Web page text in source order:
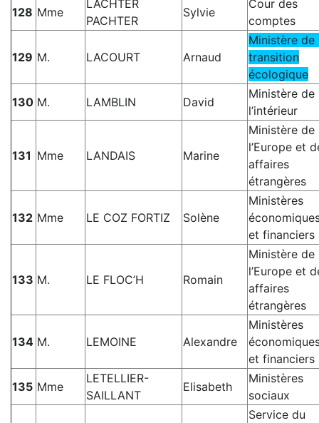
128 Mme
LACHTER
PACHTER
Sylvie
Cour des
comptes
129 M. LACOURT Arnaud
Ministère de
transition
écologique
130 M. LAMBLIN David
Ministère de
l’intérieur
131 Mme LANDAIS Marine
Ministère de
l’Europe et
affaires
étrangères
132 Mme LE COZ FORTIZ Solène
Ministères
et financiers
133 M. LE FLOC’H Romain
Ministère de
l’Europe et
affaires
étrangères
134 M. LEMOINE Alexandre
Ministères
et financiers
135 Mme
LETELLIER-
SAILLANT
Elisabeth
Ministères
sociaux
Service du